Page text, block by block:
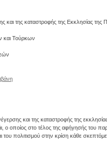
και της καταστροφής της Εκκλησίας της
και Τούρκων
και της καταστροφής της
ο οποίος στο τέλος της αφήγησής του
του πολιτισμού στην κρίση κάθε